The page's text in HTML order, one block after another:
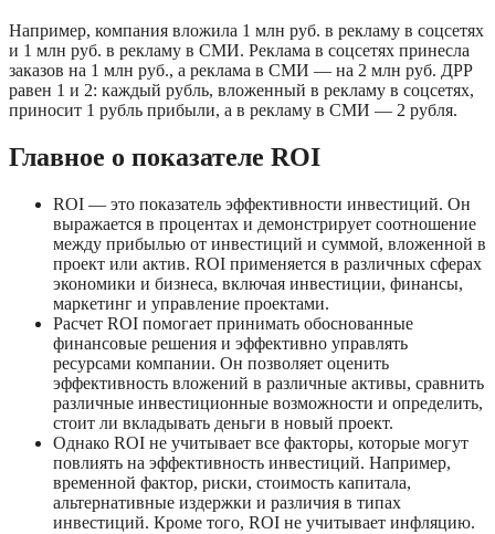
Например, компания вложила 1 млн руб. в рекламу в соцсетях
и 1 млн руб. в рекламу в СМИ. Реклама в соцсетях принесла
заказов на 1 млн руб., а реклама в СМИ — на 2 млн руб. ДРР
равен 1 и 2: каждый рубль, вложенный в рекламу в соцсетях,
приносит 1 рубль прибыли, а в рекламу в СМИ — 2 рубля.
Главное о показателе ROI
ROI — это показатель эффективности инвестиций. Он
выражается в процентах и демонстрирует соотношение
между прибылью от инвестиций и суммой, вложенной в
проект или актив. ROI применяется в различных сферах
экономики и бизнеса, включая инвестиции, финансы,
маркетинг и управление проектами.
Расчет ROI помогает принимать обоснованные
финансовые решения и эффективно управлять
ресурсами компании. Он позволяет оценить
эффективность вложений в различные активы, сравнить
различные инвестиционные возможности и определить,
стоит ли вкладывать деньги в новый проект.
Однако ROI не учитывает все факторы, которые могут
повлиять на эффективность инвестиций. Например,
временной фактор, риски, стоимость капитала,
альтернативные издержки и различия в типах
инвестиций. Кроме того, ROI не учитывает инфляцию.